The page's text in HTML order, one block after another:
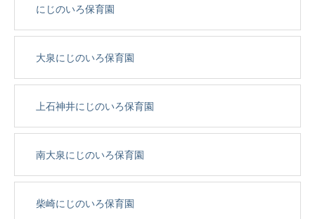
にじのいろ保育園
大泉にじのいろ保育園
上石神井にじのいろ保育園
南大泉にじのいろ保育園
柴崎にじのいろ保育園